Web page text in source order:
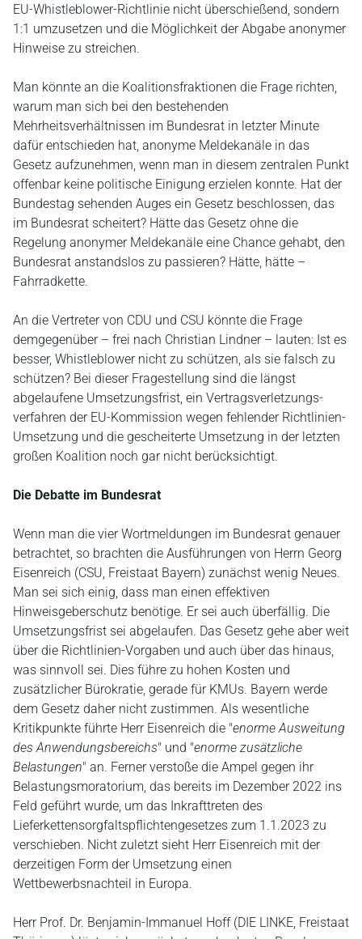
EU‑Whistleblower-Richtlinie nicht überschießend, sondern
1:1 umzusetzen und die Möglichkeit der Abgabe anonymer
Hinweise zu streichen.
Man könnte an die Koalitionsfraktionen die Frage richten,
warum man sich bei den bestehenden
Mehrheitsverhältnissen im Bundesrat in letzter Minute
dafür entschieden hat, anonyme Meldekanäle in das
Gesetz aufzunehmen, wenn man in diesem zentralen Punkt
offenbar keine politische Einigung erzielen konnte. Hat der
Bundestag sehenden Auges ein Gesetz beschlossen, das
im Bundesrat scheitert? Hätte das Gesetz ohne die
Regelung anonymer Meldekanäle eine Chance gehabt, den
Bundesrat anstandslos zu passieren? Hätte, hätte –
Fahrradkette.
An die Vertreter von CDU und CSU könnte die Frage
demgegenüber – frei nach Christian Lindner – lauten: Ist es
besser, Whistleblower nicht zu schützen, als sie falsch zu
schützen? Bei dieser Fragestellung sind die längst
abgelaufene Umsetzungsfrist, ein Vertragsver­letz­ungs­
verfahren der EU-Kommission wegen fehlender Richtlinien-
Umsetzung und die gescheiterte Umsetzung in der letzten
großen Koalition noch gar nicht berücksichtigt.
Die Debatte im Bundesrat
Wenn man die vier Wortmeldungen im Bundesrat genauer
betrachtet, so brachten die Ausführungen von Herrn Georg
Eisenreich (CSU, Freistaat Bayern) zunächst wenig Neues.
Man sei sich einig, dass man einen effektiven
Hinweisgeberschutz benötige. Er sei auch überfällig. Die
Umsetzungsfrist sei abgelaufen. Das Gesetz gehe aber weit
über die Richtlinien-Vorgaben und auch über das hinaus,
was sinnvoll sei. Dies führe zu hohen Kosten und
zusätzlicher Bürokratie, gerade für KMUs. Bayern werde
dem Gesetz daher nicht zustimmen. Als wesentliche
Kritikpunkte führte Herr Eisenreich die "enorme Ausweitung
des Anwendungsbereichs" und "enorme zusätzliche
Belastungen" an. Ferner verstoße die Ampel gegen ihr
Belastungsmoratorium, das bereits im Dezember 2022 ins
Feld geführt wurde, um das Inkrafttreten des
Lieferkettensorgfaltspflichtengesetzes zum 1.1.2023 zu
verschieben. Nicht zuletzt sieht Herr Eisenreich mit der
derzeitigen Form der Umsetzung einen
Wettbewerbsnachteil in Europa.
Herr Prof. Dr. Benjamin-Immanuel Hoff (DIE LINKE, Freistaat